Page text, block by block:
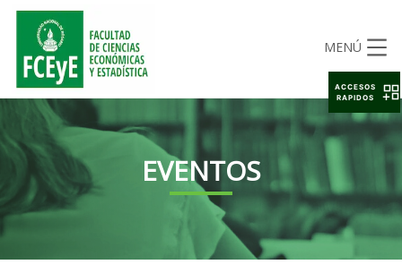
MENÚ
EVENTOS
ACCESOS
RAPIDOS